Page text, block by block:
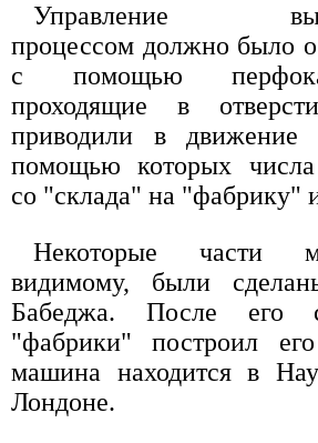
Управление
процессом должно было
с помощью
проходящие в
приводили в движение
помощью которых числа
со "склада" на "фабрику"
Некоторые части
видимому, были
Бабеджа. После его
"фабрики" построил
машина находится в
Лондоне.